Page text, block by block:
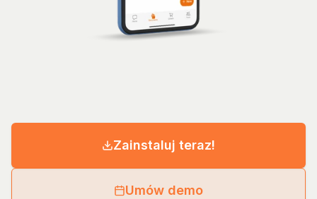
Zainstaluj teraz!
Umów demo